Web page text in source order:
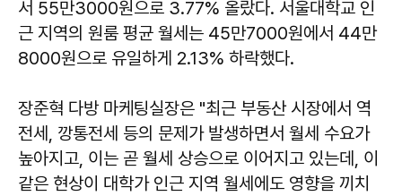
서 55만3000원으로 3.77% 올랐다. 서울대학교 인
근 지역의 원룸 평균 월세는 45만7000원에서 44만
8000원으로 유일하게 2.13% 하락했다.
장준혁 다방 마케팅실장은 "최근 부동산 시장에서 역
전세, 깡통전세 등의 문제가 발생하면서 월세 수요가
높아지고, 이는 곧 월세 상승으로 이어지고 있는데, 이
같은 현상이 대학가 인근 지역 월세에도 영향을 끼치